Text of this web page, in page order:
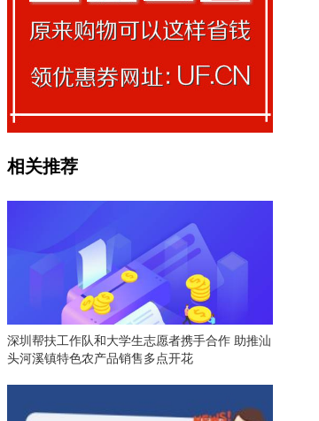
相关推荐
深圳帮扶工作队和大学生志愿者携手合作 助推汕
头河溪镇特色农产品销售多点开花